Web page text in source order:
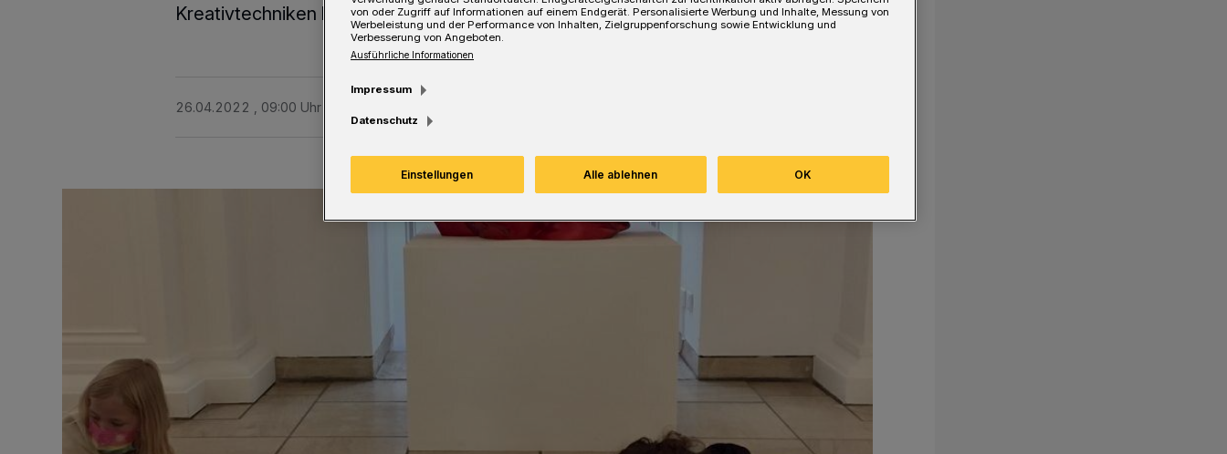
Kreativtechniken kennenzulernen und auszuprobieren.
26.04.2022 , 09:00 Uhr
von oder Zugriff auf Informationen auf einem Endgerät. Personalisierte Werbung und Inhalte, Messung von
Werbeleistung und der Performance von Inhalten, Zielgruppenforschung sowie Entwicklung und
Verbesserung von Angeboten.
Ausführliche Informationen
Impressum
Datenschutz
Einstellungen Alle ablehnen OK